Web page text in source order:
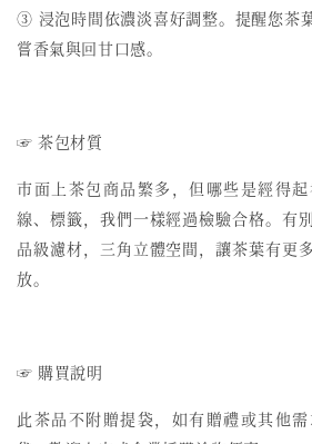
③ 浸泡時間依濃淡喜好調整。提醒您茶
嘗香氣與回甘口感。
☞ 茶包材質
市面上茶包商品繁多，但哪些是經得
線、標籤，我們一樣經過檢驗合格。有
品級濾材，三角立體空間，讓茶葉有更
放。
☞ 購買說明
此茶品不附贈提袋，如有贈禮或其他